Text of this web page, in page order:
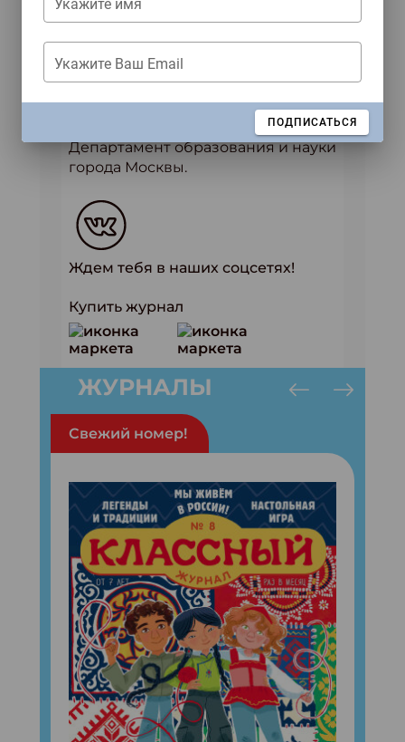
школьников, а также
координирует проведение первых
трех этапов всероссийской
олимпиады школьников и
олимпиад, входящих в Перечень
Минобрнауки России,
организатором которых выступает
Департамент образования и науки
города Москвы.
Ждем тебя в наших соцсетях!
Купить журнал
ЖУРНАЛЫ
Свежий номер!
Укажите имя
Укажите Ваш Email
ПОДПИСАТЬСЯ